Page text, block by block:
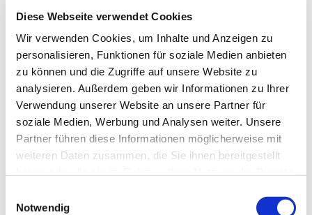
Diese Webseite verwendet Cookies
Wir verwenden Cookies, um Inhalte und Anzeigen zu
personalisieren, Funktionen für soziale Medien anbieten
zu können und die Zugriffe auf unsere Website zu
analysieren. Außerdem geben wir Informationen zu Ihrer
Verwendung unserer Website an unsere Partner für
soziale Medien, Werbung und Analysen weiter. Unsere
Partner führen diese Informationen möglicherweise mit
weiteren Daten zusammen, die Sie ihnen bereitgestellt
Notwendig
0174 5412670
info@schroeder-taxi.de
Nutzen Sie gerne unser Kontaktformular,
um offene Fragen zu klären, oder eine
Anfrage für eine zukünftige Fahrt zu
Ihr Vor- und Nachname*